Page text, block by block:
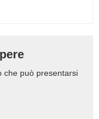
che può presentarsi